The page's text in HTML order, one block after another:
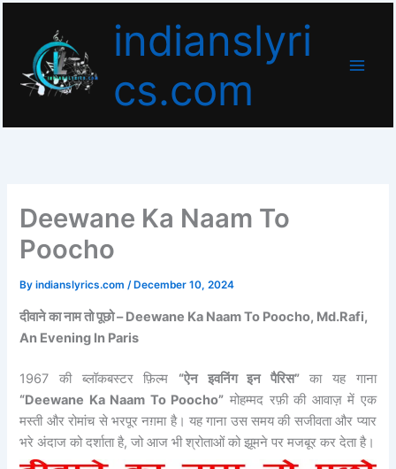
content
indianslyri
cs.com
Deewane Ka Naam To
Poocho
Byindianslyrics.com/ December 10, 2024
दीवाने का नाम तो पूछो –Deewane Ka Naam To Poocho, Md.Rafi,
An Evening In Paris
1967 की ब्लॉकबस्टर फ़िल्म “ऐन इवनिंग इन पैरिस”का यह गाना
“Deewane Ka Naam To Poocho” मोहम्मद रफ़ी की आवाज़ में एक
मस्ती और रोमांच से भरपूर नग़मा है। यह गाना उस समय की सजीवता और प्यार
भरे अंदाज को दर्शाता है, जो आज भी श्रोताओं को झूमने पर मजबूर कर देता है।